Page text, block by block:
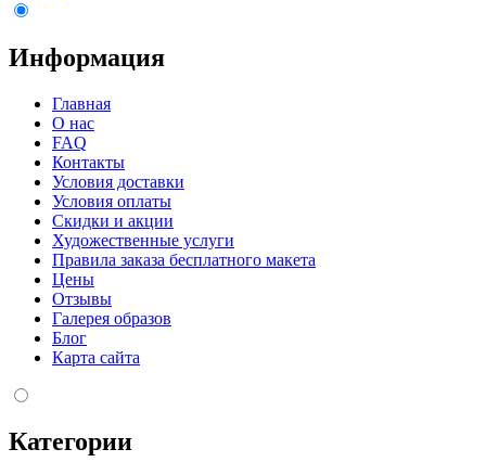
Информация
Главная
О нас
FAQ
Контакты
Условия доставки
Условия оплаты
Скидки и акции
Художественные услуги
Правила заказа бесплатного макета
Цены
Отзывы
Галерея образов
Блог
Карта сайта
Категории